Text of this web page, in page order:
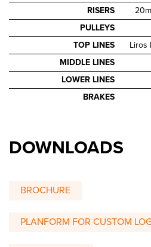
RISERS
PULLEYS
TOP LINES
Liros
MIDDLE LINES
LOWER LINES
BRAKES
DOWNLOADS
BROCHURE
PLANFORM FOR CUSTOM